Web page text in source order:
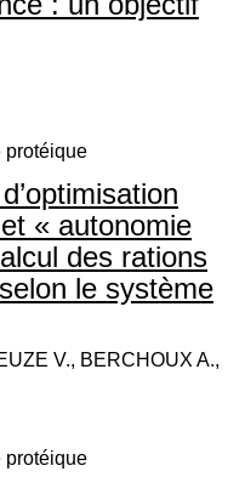
protéique
« autonomie
des rations
le système
V., BERCHOUX A.,
protéique